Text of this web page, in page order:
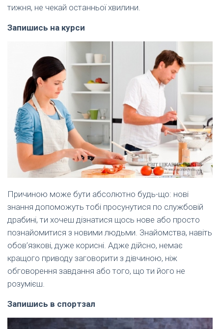
тижня, не чекай останньої хвилини.
Запишись на курси
Причиною може бути абсолютно будь-що: нові
знання допоможуть тобі просунутися по службовій
драбині, ти хочеш дізнатися щось нове або просто
познайомитися з новими людьми. Знайомства, навіть
обов’язкові, дуже корисні. Адже дійсно, немає
кращого приводу заговорити з дівчиною, ніж
обговорення завдання або того, що ти його не
розумієш.
Запишись в спортзал